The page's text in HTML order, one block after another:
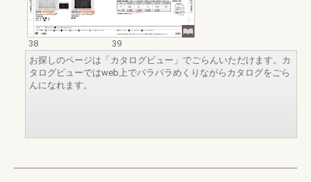
38
39
お探しのページは「カタログビュー」でごらんいただけます。カ
タログビューではweb上でパラパラめくりながらカタログをごら
んになれます。